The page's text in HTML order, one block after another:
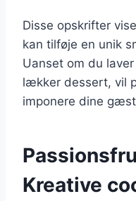
Disse opskrifter
kan tilføje en unik
Uanset om du
lækker dessert, vil
imponere dine
Kreative